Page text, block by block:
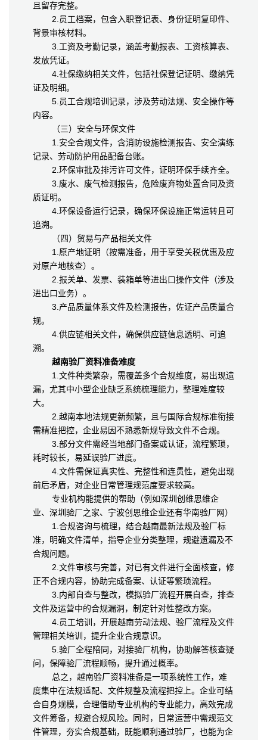
且留存完整。
2.员工档案，包含入职登记表、身份证明复印件、
背景审核材料。
3.工资及考勤记录，涵盖考勤报表、工资核算表、
发放凭证。
4.社保缴纳相关文件，包括社保登记证明、缴纳凭
证及明细。
5.员工合规培训记录，涉及劳动法规、安全操作等
内容。
（三）安全与环保文件
1.安全合规文件，含消防设施检测报告、安全演练
记录、劳动防护用品配备台账。
2.环保审批及排污许可文件，证明环保手续齐全。
3.废水、废气检测报告，危险废弃物处置合同及资
质证明。
4.环保设备运行记录，确保环保设施正常运转且可
追溯。
（四）贸易与产品相关文件
1.原产地证明（按需准备，用于享受关税优惠及应
对原产地核查）。
2.报关单、发票、装箱单等进出口操作文件（涉及
进出口业务）。
3.产品质量体系文件及检测报告，佐证产品质量合
规。
4.供应链相关文件，确保供应链信息透明、可追
溯。
越南验厂资料准备难度
1.文件种类繁杂，需覆盖多个合规维度，易出现遗
漏，尤其中小型企业缺乏系统梳理能力，整理难度较
大。
2.越南本地法规更新频繁，且与国际合规标准衔接
需精准把控，企业易因不熟悉新规导致文件不合规。
3.部分文件需经当地部门备案或认证，流程繁琐，
耗时较长，易延误验厂进度。
4.文件需保证真实性、完整性和连贯性，避免出现
前后矛盾，对企业日常管理规范度要求较高。
专业机构能提供的帮助（例如深圳创维思维企
业、深圳验厂之家、宁波创思维企业还有华南验厂网）
1.合规咨询与梳理，结合越南最新法规及验厂标
准，明确文件清单，指导企业分类整理，规避遗漏及不
合规问题。
2.文件审核与完善，对已有文件进行全面核查，修
正不合规内容，协助完成备案、认证等繁琐流程。
3.内部自查与整改，模拟验厂流程开展自查，排查
文件及运营中的合规漏洞，制定针对性整改方案。
4.员工培训，开展越南劳动法规、验厂流程及文件
管理相关培训，提升企业合规意识。
5.验厂全程陪同，对接验厂机构，协助解答核查疑
问，保障验厂流程顺畅，提升通过概率。
总之，越南验厂资料准备是一项系统性工作，难
度集中在法规适配、文件规整及流程把控上。企业可结
合自身规模，合理借助专业机构的专业能力，高效完成
文件筹备，规避合规风险。同时，日常运营中需规范文
件管理，夯实合规基础，既能顺利通过验厂，也能为企